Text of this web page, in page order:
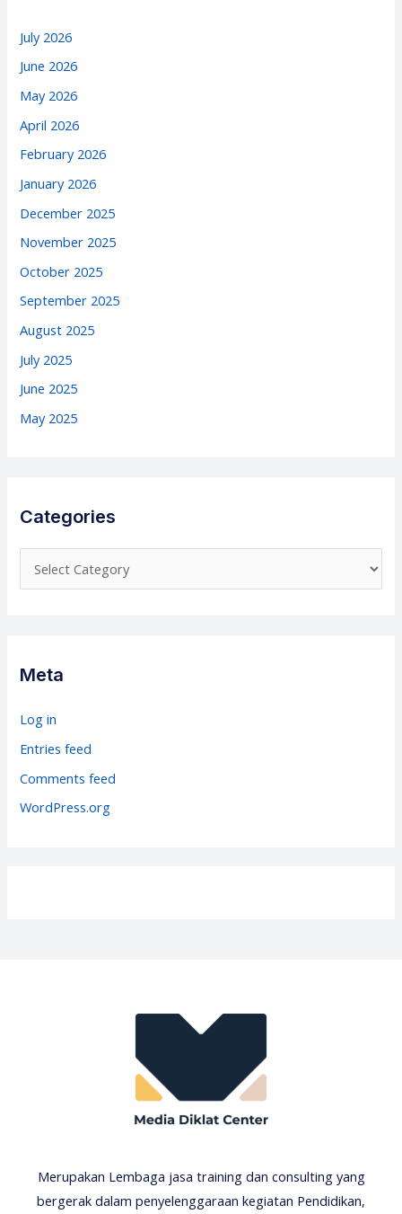
July 2026
June 2026
May 2026
April 2026
February 2026
January 2026
December 2025
November 2025
October 2025
September 2025
August 2025
July 2025
June 2025
May 2025
Categories
a
g
r
i
Meta
Log in
Entries feed
Comments feed
WordPress.org
Merupakan Lembaga jasa training dan consulting yang
bergerak dalam penyelenggaraan kegiatan Pendidikan,